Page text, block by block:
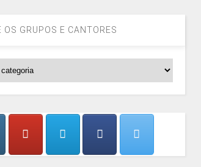
OS GRUPOS E CANTORES